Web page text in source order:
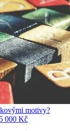
motivy?
000 Kč